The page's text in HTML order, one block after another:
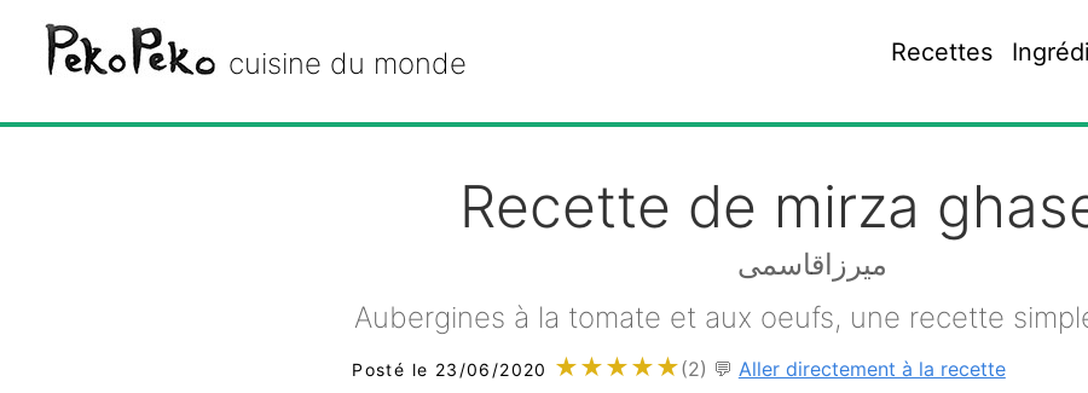
Peko Peko
cuisine du monde Recettes
Recette de mirza
میرزاقاسمی
Aubergines à la tomate et aux oeufs, une recette
Posté le 23/06/2020 ★★★★★(2) 💬 Aller directement à la recette